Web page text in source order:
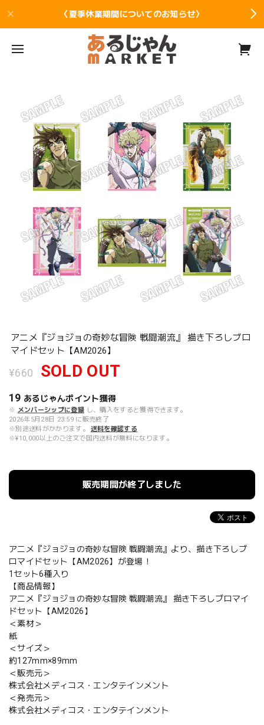
〈夏季休業期間についてのお知らせ〉
アニメ『ジョジョの奇妙な冒険 戦闘潮流』 描き下ろしブロ
マイドセット【AM2026】
¥660 SOLD OUT
19 あるじゃんポイント獲得
※ メンバーシップに登録 し、購入をすると獲得できます。
2026年5月28日 23:59 に販売終了
※別途送料がかかります。
送料を確認する
※¥10,000以上のご注文で国内送料が無料になります。
販売期間が終了しました
アニメ『ジョジョの奇妙な冒険 戦闘潮流』より、描き下ろしブ
ロマイドセット【AM2026】が登場！
1セット6種入り
【商品情報】
アニメ『ジョジョの奇妙な冒険 戦闘潮流』 描き下ろしブロマイ
ドセット【AM2026】
＜素材＞
紙
＜サイズ＞
約127mm×89mm
＜販売元＞
株式会社メディコス・エンタテインメント
＜発売元＞
株式会社メディコス・エンタテインメント